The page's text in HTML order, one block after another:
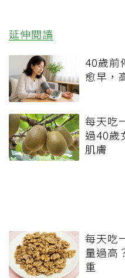
延伸閱讀
40歲前
愈早，
每天吃
過40歲
肌膚
每天吃
量過高
重